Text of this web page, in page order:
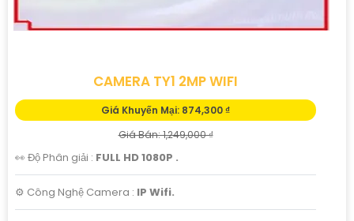
CAMERA TY1 2MP WIFI
Giá Khuyến Mại: 874,300 ₫
Giá Bán: 1,249,000 ₫
👀 Độ Phân giải : FULL HD 1080P .
⚙ Công Nghệ Camera : IP Wifi.